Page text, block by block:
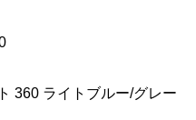
360 ライトブルー/グレー